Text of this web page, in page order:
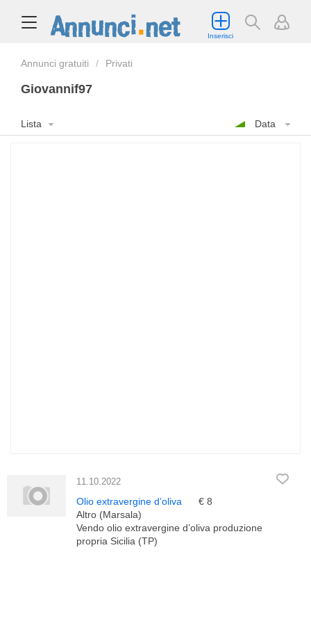
Inserisci
Annunci gratuiti Privati
Giovannif97
Lista Data
11.10.2022
Olio extravergine d’oliva
€ 8
Altro (Marsala)
Vendo olio extravergine d’oliva produzione
propria Sicilia (TP)